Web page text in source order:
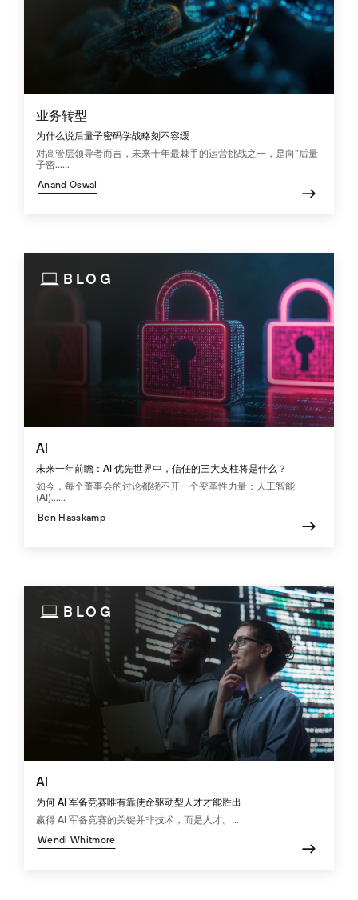
业务转型
为什么说后量子密码学战略刻不容缓
对高管层领导者而言，未来十年最棘手的运营挑战之一，是向“后量
子密......
Anand Oswal
BLOG
AI
未来一年前瞻：AI 优先世界中，信任的三大支柱将是什么？
如今，每个董事会的讨论都绕不开一个变革性力量：人工智能
(AI)......
Ben Hasskamp
BLOG
AI
为何 AI 军备竞赛唯有靠使命驱动型人才才能胜出
赢得 AI 军备竞赛的关键并非技术，而是人才。...
Wendi Whitmore